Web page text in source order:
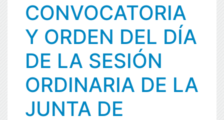
CONVOCATORIA
Y ORDEN DEL DÍA
DE LA SESIÓN
ORDINARIA DE LA
JUNTA DE